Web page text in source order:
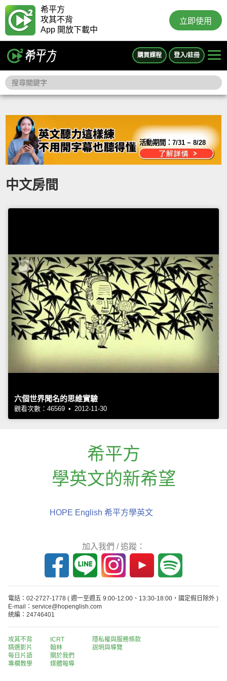
希平方
攻其不背
App 開放下載中
立即使用
購買課程 登入/註冊
活動期間：7/31 ~ 8/28
中文房間
六個世界聞名的思維實驗
觀看次數：46569 • 2012-11-30
希平方
學英文的新希望
HOPE English 希平方學英文
加入我們 / 追蹤：
電話：02-2727-1778 ( 週一至週五 9:00-12:00、13:30-18:00，國定假日除外 )
E-mail：service@hopenglish.com
統編：24746401
攻其不背
精選影片
每日片語
專欄教學
ICRT
翰林
關於我們
媒體報導
隱私權與服務條款
說明與導覽